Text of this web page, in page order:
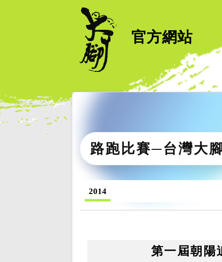
官方網站
路跑比賽─台灣大
2014
第一屆朝陽